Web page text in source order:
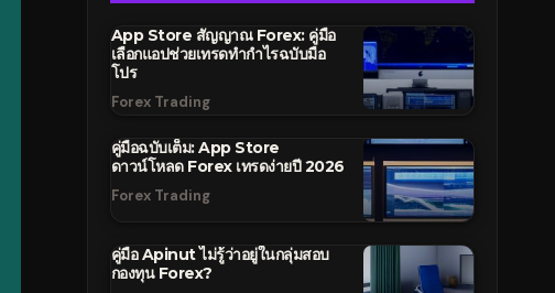
App Store สัญญาณ Forex: คู่มือ
เลือกแอปช่วยเทรดทำกำไรฉบับมือ
โปร
Forex Trading
คู่มือฉบับเต็ม: App Store
ดาวน์โหลด Forex เทรดง่ายปี 2026
Forex Trading
คู่มือ Apinut ไม่รู้ว่าอยู่ในกลุ่มสอบ
กองทุน Forex?